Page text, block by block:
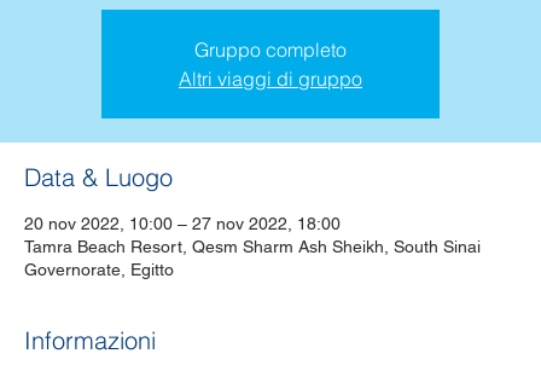
Gruppo completo
Altri viaggi di gruppo
Data & Luogo
20 nov 2022, 10:00 – 27 nov 2022, 18:00
Tamra Beach Resort, Qesm Sharm Ash Sheikh, South Sinai
Governorate, Egitto
Informazioni